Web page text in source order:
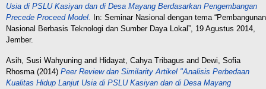
Usia di PSLU Kasiyan dan di Desa Mayang Berdasarkan Pengembangan
Precede Proceed Model.
In: Seminar Nasional dengan tema “Pembangunan
Nasional Berbasis Teknologi dan Sumber Daya Lokal”, 19 Agustus 2014,
Jember.
Asih, Susi Wahyuning and Hidayat, Cahya Tribagus and Dewi, Sofia
Rhosma(2014) Peer Review dan Similarity Artikel "Analisis Perbedaan
Kualitas Hidup Lanjut Usia di PSLU Kasiyan dan di Desa Mayang